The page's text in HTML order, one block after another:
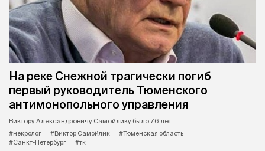
На реке Снежной трагически погиб
первый руководитель Тюменского
антимонопольного управления
Виктору Александровичу Самойлику было 76 лет.
#некролог
#Виктор Самойлик
#Тюменская область
#Санкт-Петербург
#тк